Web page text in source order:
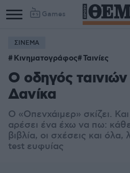
Games
ΣΙΝΕΜΑ
Κινηματογράφος Ταινίες
Ο οδηγός
Δανίκα
Ο «Οπενχάιμερ» σκίζει.
αρέσει ένα έχω να πω:
βιβλία, οι σχέσεις και όλα,
test ευφυίας